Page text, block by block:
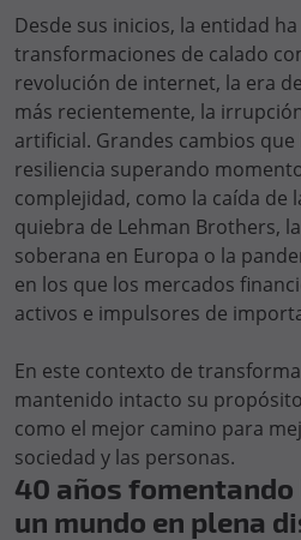
Desde sus inicios, la entidad
transformaciones de calado
revolución de internet, la era
más recientemente, la
artificial. Grandes cambios
resiliencia superando
complejidad, como la caída de
quiebra de Lehman Brothers,
soberana en Europa o la
en los que los mercados
activos e impulsores de
En este contexto de
mantenido intacto su
como el mejor camino para
sociedad y las personas.
40 años
un mundo en plena